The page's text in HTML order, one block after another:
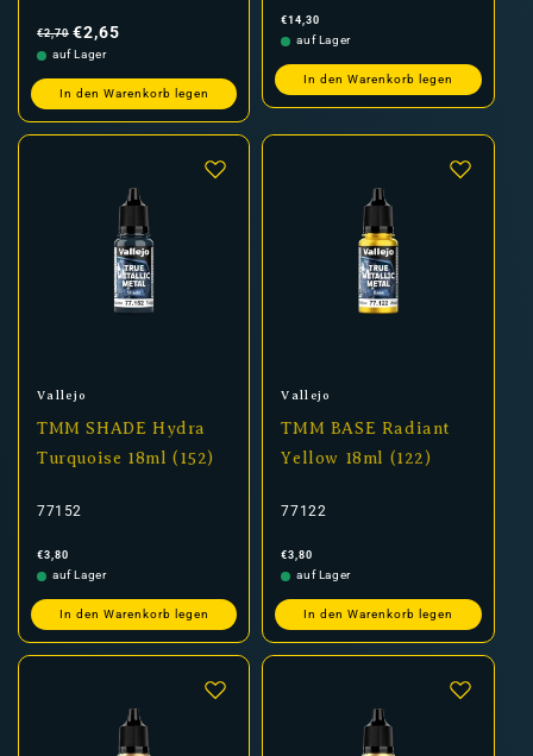
Preis
€2,70 €2,65
auf Lager
In den Warenkorb legen
Normaler
Preis
€14,30
auf Lager
In den Warenkorb legen
Anbieter:
Vallejo
TMM SHADE Hydra
Turquoise 18ml (152)
77152
Normaler
Preis
€3,80
auf Lager
In den Warenkorb legen
Anbieter:
Vallejo
TMM BASE Radiant
Yellow 18ml (122)
77122
Normaler
Preis
€3,80
auf Lager
In den Warenkorb legen